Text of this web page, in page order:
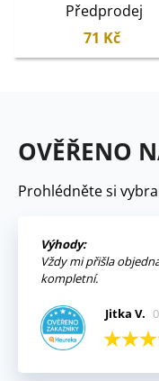
Předprodej
71 Kč
OVĚŘENO
Prohlédněte si
Výhody:
Vždy mi přišla
kompletní.
Jitka V.